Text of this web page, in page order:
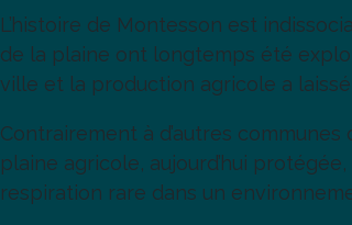
L’histoire de Montesson est
de la plaine ont longtemps été
ville et la production agricole a
Contrairement à d’autres
plaine agricole, aujourd’hui
respiration rare dans un